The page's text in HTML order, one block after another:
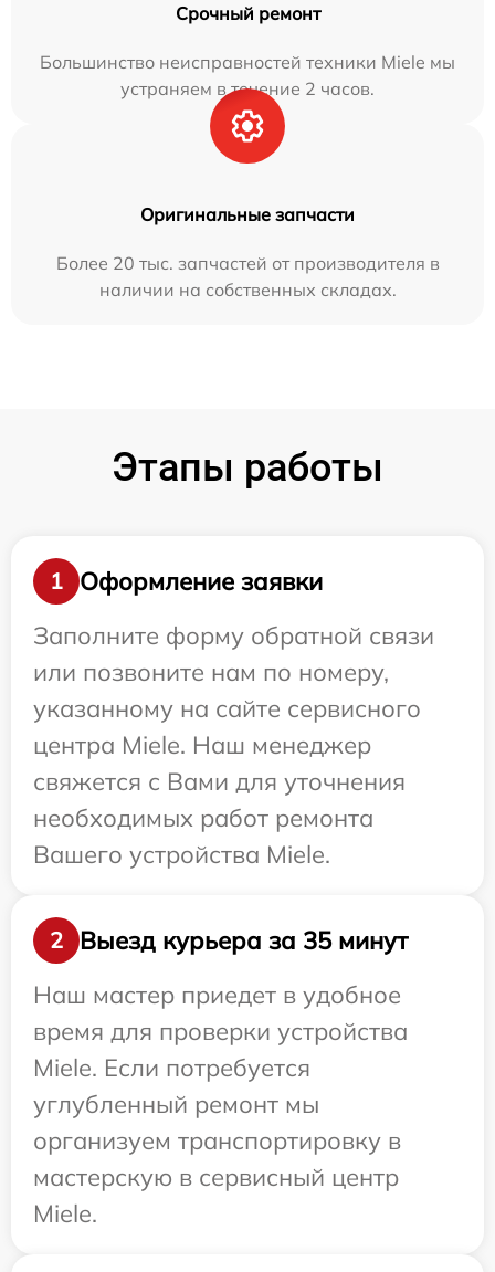
Срочный ремонт
Большинство неисправностей техники Miele мы
устраняем в течение 2 часов.
Оригинальные запчасти
Более 20 тыс. запчастей от производителя в
наличии на собственных складах.
Этапы работы
1
Оформление заявки
Заполните форму обратной связи
или позвоните нам по номеру,
указанному на сайте сервисного
центра Miele. Наш менеджер
свяжется с Вами для уточнения
необходимых работ ремонта
Вашего устройства Miele.
2
Выезд курьера за 35 минут
Наш мастер приедет в удобное
время для проверки устройства
Miele. Если потребуется
углубленный ремонт мы
организуем транспортировку в
мастерскую в сервисный центр
Miele.